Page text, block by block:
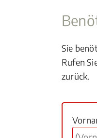
Sie
Rufen
zurück.